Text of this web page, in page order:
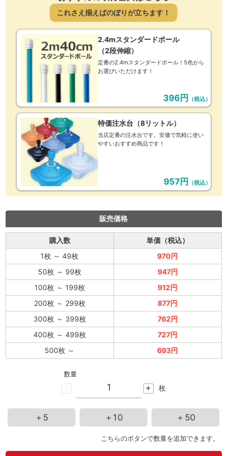
これさえ揃えばのぼりが立ちます！
2.4mスタンダードポール
（2段伸縮）
定番の2.4mスタンダードポール！5色から
お選びいただけます！
396円 （税込）
特価注水台（8リットル）
当店定番の注水台です。安価で気軽に使い
やすいおすすめ商品です！
957円 （税込）
販売価格
購入数
単価（税込）
1枚 ～ 49枚
970円
50枚 ～ 99枚
947円
100枚 ～ 199枚
912円
200枚 ～ 299枚
877円
300枚 ～ 399枚
762円
400枚 ～ 499枚
727円
500枚 ～ 693円
-
数量
+ 枚
＋5 ＋10 ＋50
こちらのボタンで数量を追加できます。